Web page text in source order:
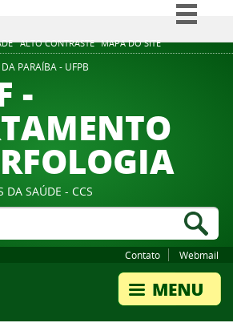
ALTO CONTRASTE MAPA DO SITE
Simplifique!
Acesso à informação
Legislação
Canais
PARAÍBA - UFPB
-
DA SAÚDE - CCS
Contato Webmail